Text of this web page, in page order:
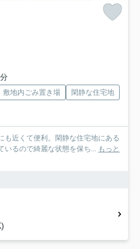
敷地内ごみ置き場
閑静な住宅地
近くて便利。閑静な住宅地にある
るので綺麗な状態を保ち...
もっと